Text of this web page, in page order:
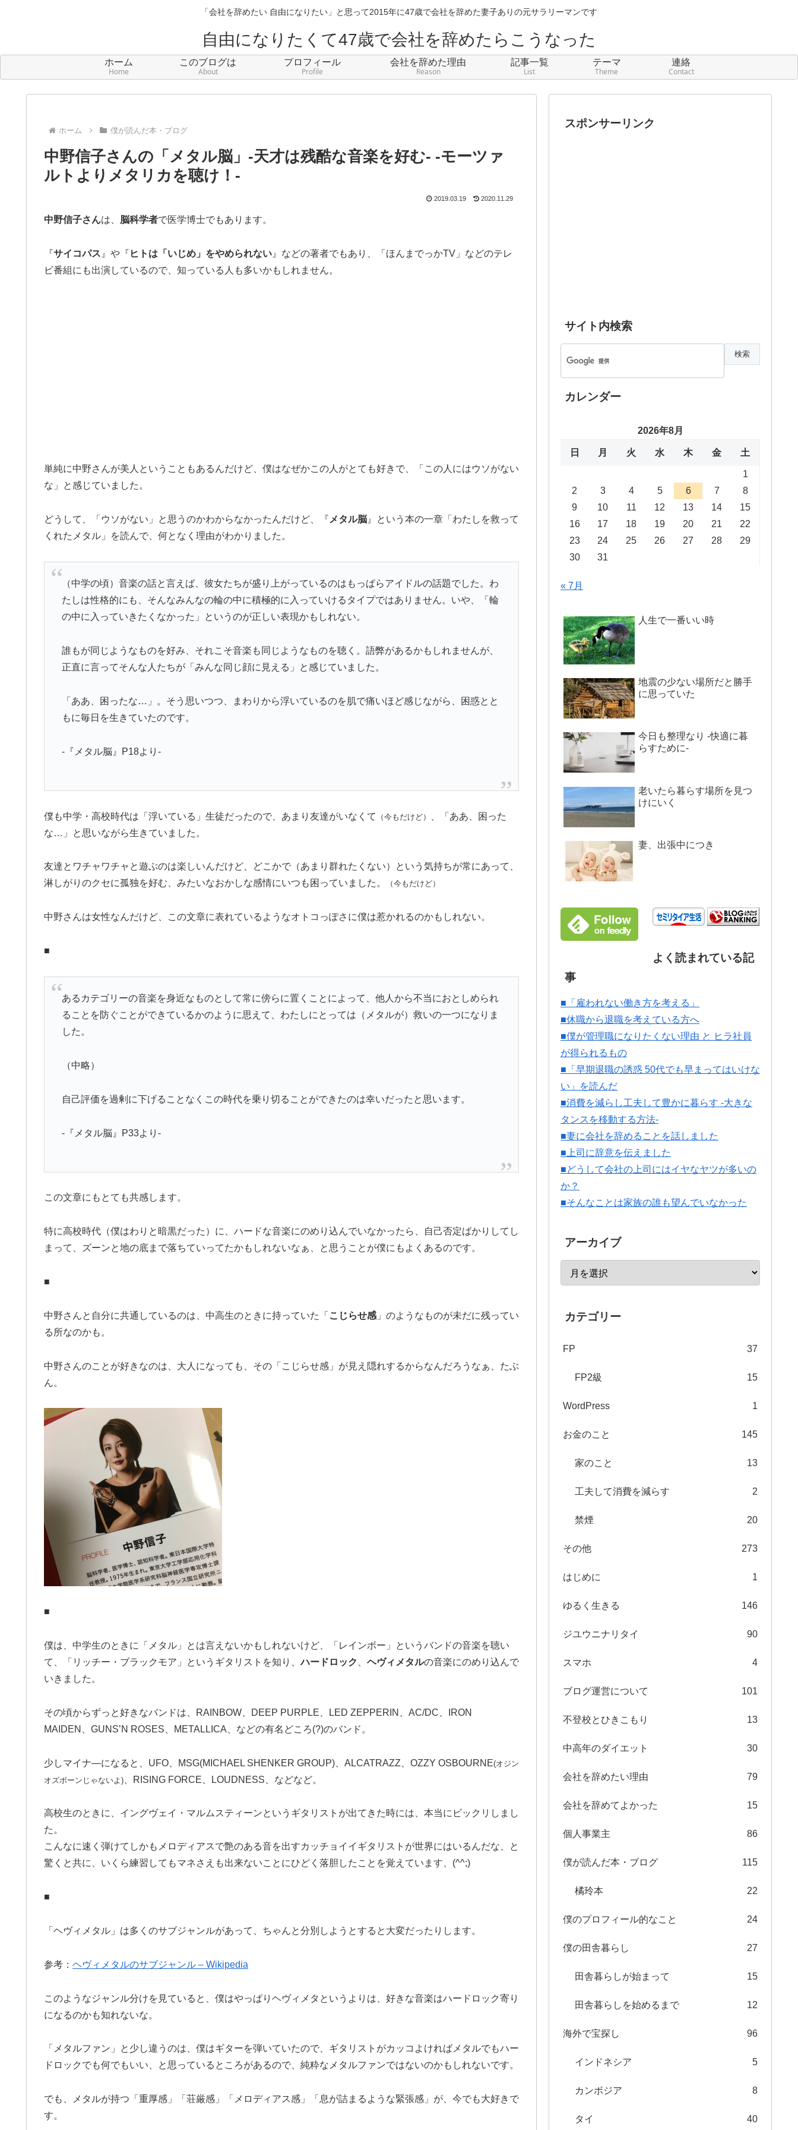
「会社を辞めたい 自由になりたい」と思って2015年に47歳で会社を辞めた妻子ありの元サラリーマンです
自由になりたくて47歳で会社を辞めたらこうなった
ホーム
Home
このブログは
About
プロフィール
Profile
会社を辞めた理由
Reason
記事一覧
List
テーマ
Theme
連絡
Contact
ホーム 僕が読んだ本・ブログ
中野信子さんの「メタル脳」-天才は残酷な音楽を好む- -モーツァ
ルトよりメタリカを聴け！-
2019.03.19 2020.11.29
中野信子さんは、 脳科学者で医学博士でもあります。
『サイコパス 』や『 ヒトは「いじめ」をやめられない 』などの著者でもあり、「ほんまでっかTV」などのテレ
ビ番組にも出演しているので、知っている人も多いかもしれません。
単純に中野さんが美人ということもあるんだけど、僕はなぜかこの人がとても好きで、「この人にはウソがない
な」と感じていました。
どうして、「ウソがない」と思うのかわからなかったんだけど、『 メタル脳 』という本の一章「わたしを救って
くれたメタル」を読んで、何となく理由がわかりました。
（中学の頃）音楽の話と言えば、彼女たちが盛り上がっているのはもっぱらアイドルの話題でした。わ
たしは性格的にも、そんなみんなの輪の中に積極的に入っていけるタイプではありません。いや、「輪
の中に入っていきたくなかった」というのが正しい表現かもしれない。
誰もが同じようなものを好み、それこそ音楽も同じようなものを聴く。語弊があるかもしれませんが、
正直に言ってそんな人たちが「みんな同じ顔に見える」と感じていました。
「ああ、困ったな…」。そう思いつつ、まわりから浮いているのを肌で痛いほど感じながら、困惑とと
もに毎日を生きていたのです。
-『メタル脳』P18より-
僕も中学・高校時代は「浮いている」生徒だったので、あまり友達がいなくて （今もだけど）
、「ああ、困った
な…」と思いながら生きていました。
友達とワチャワチャと遊ぶのは楽しいんだけど、どこかで（あまり群れたくない）という気持ちが常にあって、
淋しがりのクセに孤独を好む、みたいなおかしな感情にいつも困っていました。
（今もだけど）
中野さんは女性なんだけど、この文章に表れているようなオトコっぽさに僕は惹かれるのかもしれない。
■
あるカテゴリーの音楽を身近なものとして常に傍らに置くことによって、他人から不当におとしめられ
ることを防ぐことができているかのように思えて、わたしにとっては（メタルが）救いの一つになりま
した。
（中略）
自己評価を過剰に下げることなくこの時代を乗り切ることができたのは幸いだったと思います。
-『メタル脳』P33より-
この文章にもとても共感します。
特に高校時代（僕はわりと暗黒だった）に、ハードな音楽にのめり込んでいなかったら、自己否定ばかりしてし
まって、ズーンと地の底まで落ちていってたかもしれないなぁ、と思うことが僕にもよくあるのです。
■
中野さんと自分に共通しているのは、中高生のときに持っていた「 こじらせ感 」のようなものが未だに残ってい
る所なのかも。
中野さんのことが好きなのは、大人になっても、その「こじらせ感」が見え隠れするからなんだろうなぁ、たぶ
ん。
■
僕は、中学生のときに「メタル」とは言えないかもしれないけど、「レインボー」というバンドの音楽を聴い
て、「リッチー・ブラックモア」というギタリストを知り、ハードロック ヘヴィメタルの音楽にのめり込んで
いきました。
その頃からずっと好きなバンドは、RAINBOW、DEEP PURPLE、LED ZEPPERIN、AC/DC、IRON
MAIDEN、GUNS’N ROSES、METALLICA、などの有名どころ(?)のバンド。
少しマイナ―になると、UFO、MSG(MICHAEL SHENKER GROUP)、ALCATRAZZ、OZZY OSBOURNE(オジン
オズボーンじゃないよ) 、RISING FORCE、LOUDNESS、などなど。
高校生のときに、イングヴェイ・マルムスティーンというギタリストが出てきた時には、本当にビックリしまし
た。
こんなに速く弾けてしかもメロディアスで艶のある音を出すカッチョイイギタリストが世界にはいるんだな、と
驚くと共に、いくら練習してもマネさえも出来ないことにひどく落胆したことを覚えています、(^^;)
■
「ヘヴィメタル」は多くのサブジャンルがあって、ちゃんと分別しようとすると大変だったりします。
参考： ヘヴィメタルのサブジャンル – Wikipedia
このようなジャンル分けを見ていると、僕はやっぱりヘヴィメタというよりは、好きな音楽はハードロック寄り
になるのかも知れないな。
「メタルファン」と少し違うのは、僕はギターを弾いていたので、ギタリストがカッコよければメタルでもハー
ドロックでも何でもいい、と思っているところがあるので、純粋なメタルファンではないのかもしれないです。
でも、メタルが持つ「重厚感」「荘厳感」「メロディアス感」「息が詰まるような緊張感」が、今でも大好きで
す。
スポンサーリンク
サイト内検索
カレンダー
2026年8月
日 月 火 水 木 金 土
1
2
3 4 5 6 7
8
9
10 11 12 13 14
15
16
17 18 19 20 21
22
23
24 25 26 27 28
29
30
31
« 7月
人生で一番いい時
地震の少ない場所だと勝手
に思っていた
今日も整理なり -快適に暮
らすために-
老いたら暮らす場所を見つ
けにいく
妻、出張中につき
よく読まれている記
事
■「雇われない働き方を考える」
■休職から退職を考えている方へ
■僕が管理職になりたくない理由 と ヒラ社員
が得られるもの
■「早期退職の誘惑 50代でも早まってはいけな
い」を読んだ
■消費を減らし工夫して豊かに暮らす -大きな
タンスを移動する方法-
■妻に会社を辞めることを話しました
■上司に辞意を伝えました
■どうして会社の上司にはイヤなヤツが多いの
か？
■そんなことは家族の誰も望んでいなかった
アーカイブ
カテゴリー
FP 37
FP2級 15
WordPress 1
お金のこと 145
家のこと 13
工夫して消費を減らす 2
禁煙 20
その他 273
はじめに 1
ゆるく生きる 146
ジユウニナリタイ 90
スマホ 4
ブログ運営について 101
不登校とひきこもり 13
中高年のダイエット 30
会社を辞めたい理由 79
会社を辞めてよかった 15
個人事業主 86
僕が読んだ本・ブログ 115
橘玲本 22
僕のプロフィール的なこと 24
僕の田舎暮らし 27
田舎暮らしが始まって 15
田舎暮らしを始めるまで 12
海外で宝探し 96
インドネシア 5
カンボジア 8
タイ 40